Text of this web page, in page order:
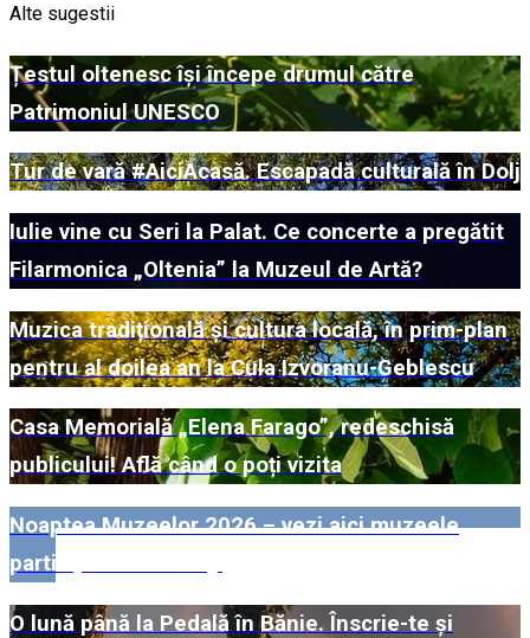
Alte sugestii
Țestul oltenesc își începe drumul către
Patrimoniul UNESCO
Tur de vară #AiciAcasă. Escapadă culturală în Dolj
Iulie vine cu Seri la Palat. Ce concerte a pregătit
Filarmonica „Oltenia” la Muzeul de Artă?
Muzica tradițională și cultura locală, în prim-plan
pentru al doilea an la Cula Izvoranu-Geblescu
Casa Memorială „Elena Farago”, redeschisă
publicului! Află când o poți vizita
Noaptea Muzeelor 2026 – vezi aici muzeele
participante din Dolj!
O lună până la Pedală în Bănie. Înscrie-te și